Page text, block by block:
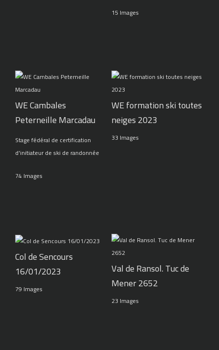
15 Images
WE Cambales
Peterneille Marcadau
Stage fédéral de certification
d'initiateur de ski de randonnée
74 Images
WE formation ski toutes
neiges 2023
33 Images
Col de Sencours
16/01/2023
79 Images
Val de Ransol. Tuc de
Mener 2652
23 Images